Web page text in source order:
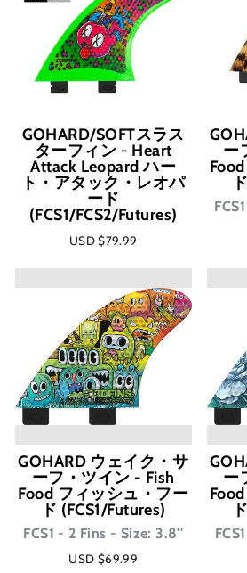
GOHARD/SOFTスラス
ターフィン - Heart
Attack Leopard ハー
ト・アタック・レオパ
ード
(FCS1/FCS2/Futures)
USD $79.99
ー
GOHARD ウェイク・サ
ーフ・ツイン - Fish
Food フィッシュ・フー
ド (FCS1/Futures)
FCS1 - 2 Fins - Size: 3.8''
USD $69.99
ー